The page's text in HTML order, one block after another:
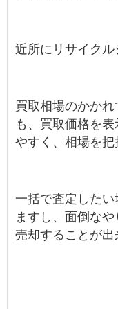
近所にリサイクル
買取相場のかか
も、買取価格を
やすく、相場を把
一括で査定した
ますし、面倒な
売却することが出